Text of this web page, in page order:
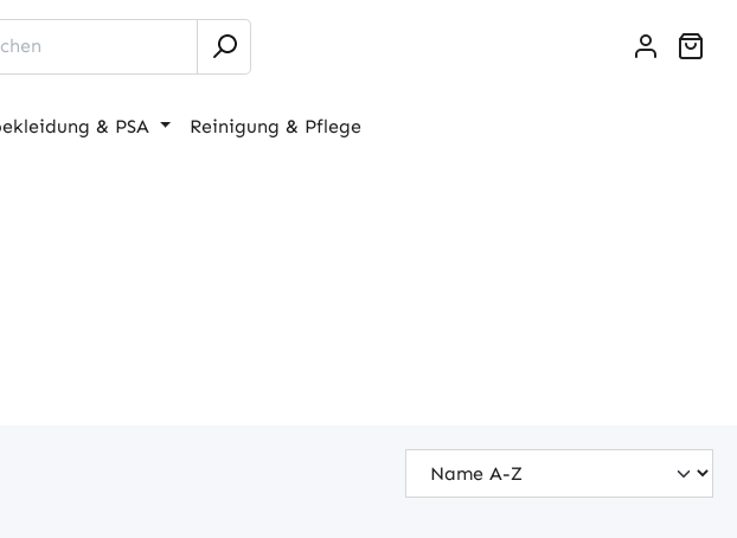
& PSA Reinigung & Pflege